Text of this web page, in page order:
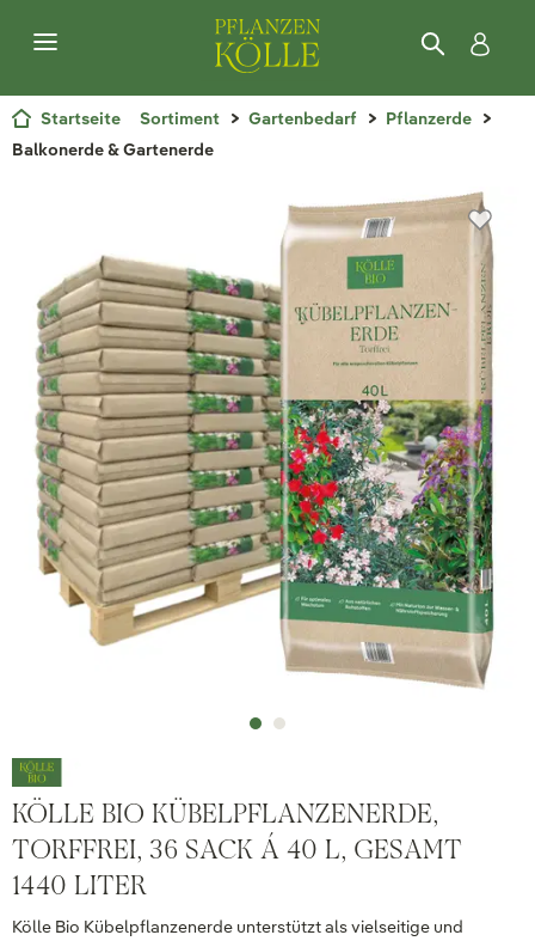
Startseite Sortiment Gartenbedarf
Pflanzerde
Balkonerde & Gartenerde
KÖLLE BIO KÜBELPFLANZENERDE,
TORFFREI, 36 SACK Á 40 L, GESAMT
1440 LITER
Kölle Bio Kübelpflanzenerde unterstützt als vielseitige und